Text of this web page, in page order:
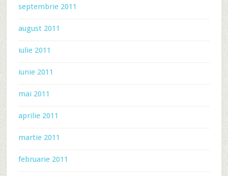
septembrie 2011
august 2011
iulie 2011
iunie 2011
mai 2011
aprilie 2011
martie 2011
februarie 2011